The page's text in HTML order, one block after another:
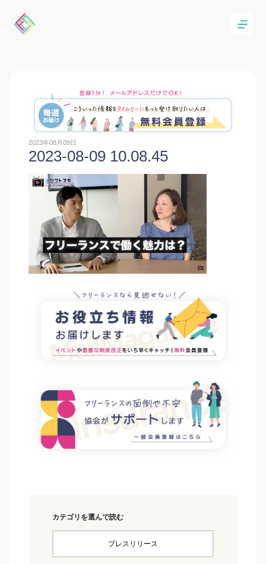
2023年08月09日
2023-08-09 10.08.45
カテゴリを選んで読む
プレスリリース